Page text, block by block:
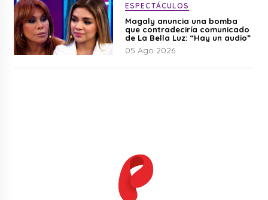
ESPECTÁCULOS
Magaly anuncia una bomba
que contradeciría comunicado
de La Bella Luz: “Hay un audio”
05 Ago 2026